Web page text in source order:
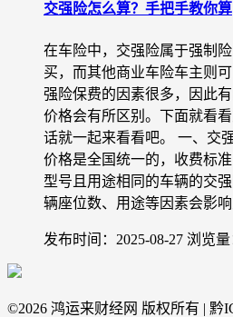
交强险怎么算？手把手教你算
在车险中，交强险属于强制
买，而其他商业车险车主则
强险保费的因素很多，因此
价格会有所区别。下面就看
话就一起来看看吧。 一、交
价格是全国统一的，收费标
型号且用途相同的车辆的交
辆座位数、用途等因素会影
发布时间：2025-08-27 浏览量
©2026 鸿运来财经网 版权所有 | 黔